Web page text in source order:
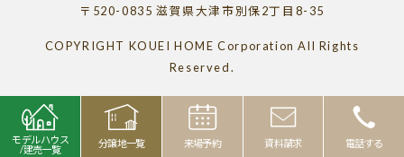
〒520-0835 滋賀県大津市別保2丁目8-35
COPYRIGHT KOUEI HOME Corporation All Rights
Reserved.
モデルハウス
/建売一覧
分譲地一覧 来場予約 資料請求 電話する